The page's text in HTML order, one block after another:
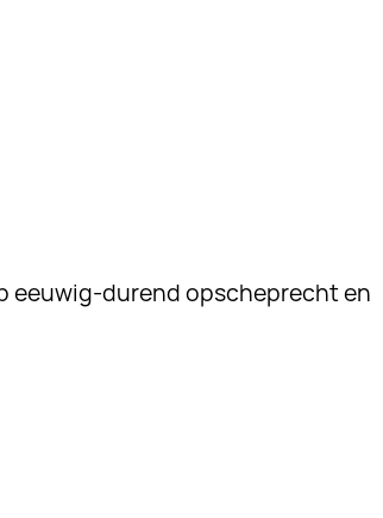
eeuwig-durend opscheprecht en